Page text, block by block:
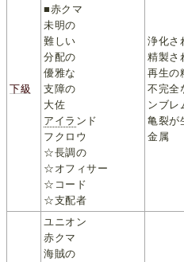
下級
■赤クマ
未明の
難しい
分配の
優雅な
支障の
大佐
アイラ ンド
フクロウ
☆長調の
☆オフィサー
☆コード
☆支配者
浄化さ
精製さ
再生の
不完全
ンブレ
亀裂が
金属
ユニオン
赤クマ
海賊の